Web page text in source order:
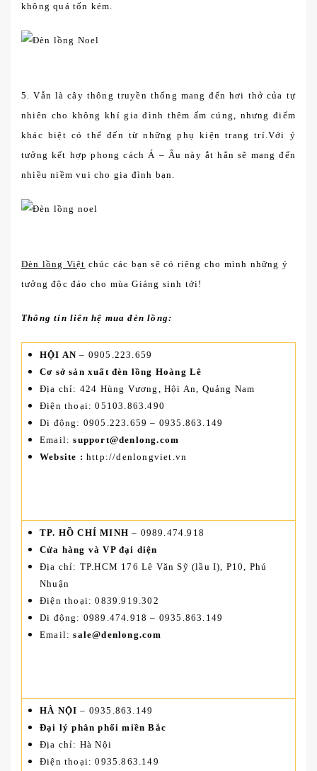
không quá tốn kém.
5. Vẫn là cây thông truyền thống mang đến hơi thở của tự
nhiên cho không khí gia đình thêm ấm cúng, nhưng điểm
khác biệt có thể đến từ những phụ kiện trang trí.Với ý
tưởng kết hợp phong cách Á – Âu này ắt hẳn sẽ mang đến
nhiều niềm vui cho gia đình bạn.
Đèn lồng Việt chúc các bạn sẽ có riêng cho mình những ý
tưởng độc đáo cho mùa Giáng sinh tới!
Thông tin liên hệ mua đèn lồng:
HỘI AN – 0905.223.659
Cơ sở sản xuất đèn lồng Hoàng Lê
Địa chỉ: 424 Hùng Vương, Hội An, Quảng Nam
Điện thoại: 05103.863.490
Di động: 0905.223.659 – 0935.863.149
Email:support@denlong.com
Website : http://denlongviet.vn
TP. HỒ CHÍ MINH – 0989.474.918
Cửa hàng và VP đại diện
Địa chỉ: TP.HCM 176 Lê Văn Sỹ (lầu I), P10, Phú
Nhuận
Điện thoại: 0839.919.302
Di động: 0989.474.918 – 0935.863.149
Email:sale@denlong.com
HÀ NỘI – 0935.863.149
Đại lý phân phối miền Bắc
Địa chỉ: Hà Nội
Điện thoại: 0935.863.149